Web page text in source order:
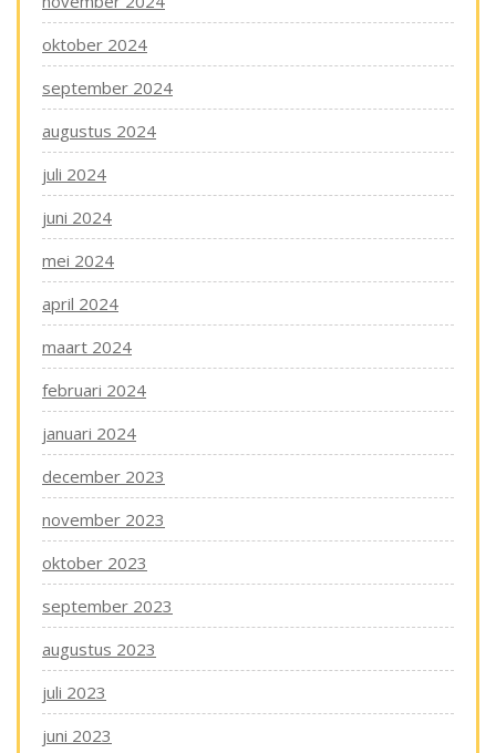
oktober 2024
september 2024
augustus 2024
juli 2024
juni 2024
mei 2024
april 2024
maart 2024
februari 2024
januari 2024
december 2023
november 2023
oktober 2023
september 2023
augustus 2023
juli 2023
juni 2023